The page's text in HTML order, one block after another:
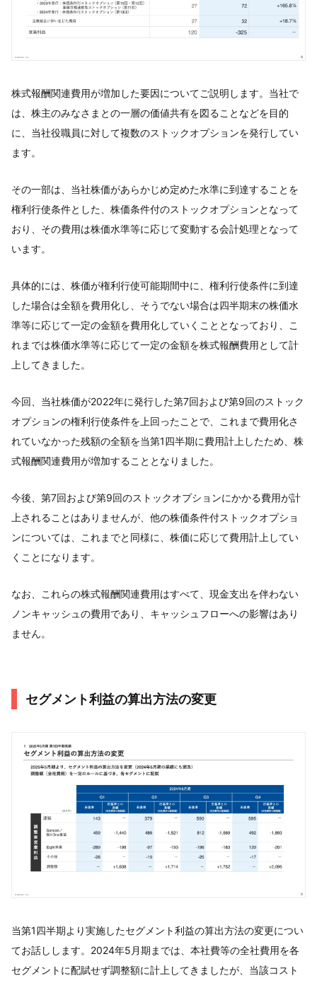
株式報酬関連費用が増加した要因についてご説明します。当社で
は、株主のみなさまとの一層の価値共有を図ることなどを目的
に、当社役職員に対して複数のストックオプションを発行してい
ます。
その一部は、当社株価があらかじめ定めた水準に到達することを
権利行使条件とした、株価条件付のストックオプションとなって
おり、その費用は株価水準等に応じて変動する会計処理となって
います。
具体的には、株価が権利行使可能期間中に、権利行使条件に到達
した場合は全額を費用化し、そうでない場合は四半期末の株価水
準等に応じて一定の金額を費用化していくこととなっており、こ
れまでは株価水準等に応じて一定の金額を株式報酬費用として計
上してきました。
今回、当社株価が2022年に発行した第7回および第9回のストック
オプションの権利行使条件を上回ったことで、これまで費用化さ
れていなかった残額の全額を当第1四半期に費用計上したため、株
式報酬関連費用が増加することとなりました。
今後、第7回および第9回のストックオプションにかかる費用が計
上されることはありませんが、他の株価条件付ストックオプショ
ンについては、これまでと同様に、株価に応じて費用計上してい
くことになります。
なお、これらの株式報酬関連費用はすべて、現金支出を伴わない
ノンキャッシュの費用であり、キャッシュフローへの影響はあり
ません。
セグメント利益の算出方法の変更
当第1四半期より実施したセグメント利益の算出方法の変更につい
てお話しします。2024年5月期までは、本社費等の全社費用を各
セグメントに配賦せず調整額に計上してきましたが、当該コスト